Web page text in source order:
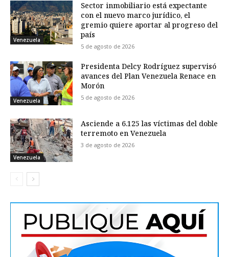
Venezuela
Sector inmobiliario está expectante
con el nuevo marco jurídico, el
gremio quiere aportar al progreso del
país
5 de agosto de 2026
Venezuela
Presidenta Delcy Rodríguez supervisó
avances del Plan Venezuela Renace en
Morón
5 de agosto de 2026
Venezuela
Asciende a 6.125 las víctimas del doble
terremoto en Venezuela
3 de agosto de 2026